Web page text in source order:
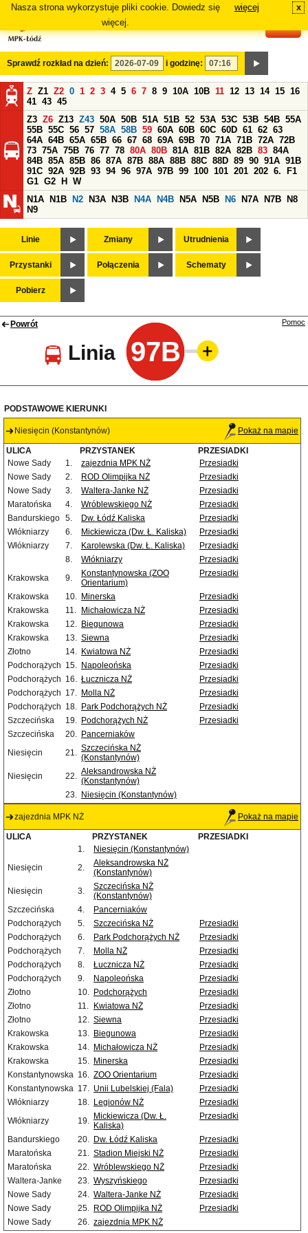
Nasza strona wykorzystuje pliki cookie. Dowiedz się
więcej.
więcej x
Sprawdź rozkład na dzień: i godzinę:
Z Z1 Z2 0 1 2 3 4 5 6 7 8 9 10A 10B 11 12 13 14 15 16
41 43 45
Z3 Z6 Z13 Z43 50A 50B 51A 51B 52 53A 53C 53B 54B 55A
55B 55C 56 57 58A 58B 59 60A 60B 60C 60D 61 62 63
64A 64B 65A 65B 66 67 68 69A 69B 70 71A 71B 72A 72B
73 75A 75B 76 77 78 80A 80B 81A 81B 82A 82B 83 84A
84B 85A 85B 86 87A 87B 88A 88B 88C 88D 89 90 91A 91B
91C 92A 92B 93 94 96 97A 97B 99 100 101 201 202 6.
F1
G1 G2 H
W
N1A
N1B N2 N3A N3B N4A N4B N5A N5B N6 N7A N7B
N8
N9
Linie Zmiany Utrudnienia
Przystanki Połączenia Schematy
Pobierz
Powrót
Linia 97B
Pomoc
PODSTAWOWE KIERUNKI
Niesięcin (Konstantynów) Pokaż na mapie
ULICA PRZYSTANEK
PRZESIADKI
Nowe Sady
1. zajezdnia MPK NŻ
Przesiadki
Nowe Sady
2. ROD Olimpijka NŻ
Przesiadki
Nowe Sady
3. Waltera-Janke NŻ
Przesiadki
Maratońska
4. Wróblewskiego NŻ
Przesiadki
Bandurskiego 5. Dw. Łódź Kaliska
Przesiadki
Włókniarzy
6. Mickiewicza (Dw. Ł. Kaliska)
Przesiadki
Włókniarzy
7. Karolewska (Dw. Ł. Kaliska)
Przesiadki
8.
Włókniarzy
Przesiadki
Krakowska
9.
Konstantynowska (ZOO
Orientarium)
Przesiadki
Krakowska 10. Minerska
Przesiadki
Krakowska
11. Michałowicza NŻ
Przesiadki
Krakowska
12. Biegunowa
Przesiadki
Krakowska
13. Siewna
Przesiadki
Złotno
14. Kwiatowa NŻ
Przesiadki
Podchorążych 15. Napoleońska
Przesiadki
Podchorążych 16. Łucznicza NŻ
Przesiadki
Podchorążych 17. Molla NŻ
Przesiadki
Podchorążych 18. Park Podchorążych NŻ
Przesiadki
Szczecińska
19. Podchorążych NŻ
Przesiadki
Szczecińska
20. Pancerniaków
Niesięcin
21. Szczecińska NŻ
(Konstantynów)
Niesięcin
22. Aleksandrowska NŻ
(Konstantynów)
23. Niesięcin (Konstantynów)
zajezdnia MPK NŻ Pokaż na mapie
ULICA PRZYSTANEK
PRZESIADKI
1.
Niesięcin (Konstantynów)
Niesięcin
2.
Aleksandrowska NŻ
(Konstantynów)
Niesięcin
3.
Szczecińska NŻ
(Konstantynów)
Szczecińska
4.
Pancerniaków
Podchorążych
5. Szczecińska NŻ
Przesiadki
Podchorążych
6. Park Podchorążych NŻ
Przesiadki
Podchorążych
7. Molla NŻ
Przesiadki
Podchorążych
8. Łucznicza NŻ
Przesiadki
Podchorążych
9. Napoleońska
Przesiadki
Złotno
10. Podchorążych
Przesiadki
Złotno
11. Kwiatowa NŻ
Przesiadki
Złotno
12. Siewna
Przesiadki
Krakowska
13. Biegunowa
Przesiadki
Krakowska
14. Michałowicza NŻ
Przesiadki
Krakowska
15. Minerska
Przesiadki
Konstantynowska 16. ZOO Orientarium
Przesiadki
Konstantynowska 17. Unii Lubelskiej (Fala)
Przesiadki
Włókniarzy
18. Legionów NŻ
Przesiadki
Włókniarzy
19. Mickiewicza (Dw. Ł.
Kaliska)
Przesiadki
Bandurskiego 20. Dw. Łódź Kaliska
Przesiadki
Maratońska
21. Stadion Miejski NŻ
Przesiadki
Maratońska
22. Wróblewskiego NŻ
Przesiadki
Waltera-Janke
23. Wyszyńskiego
Przesiadki
Nowe Sady
24. Waltera-Janke NŻ
Przesiadki
Nowe Sady
25. ROD Olimpijka NŻ
Przesiadki
Nowe Sady
26. zajezdnia MPK NŻ